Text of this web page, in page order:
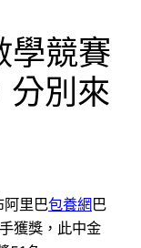
學競賽
分別來
阿里巴包養網巴
獲獎，此中金